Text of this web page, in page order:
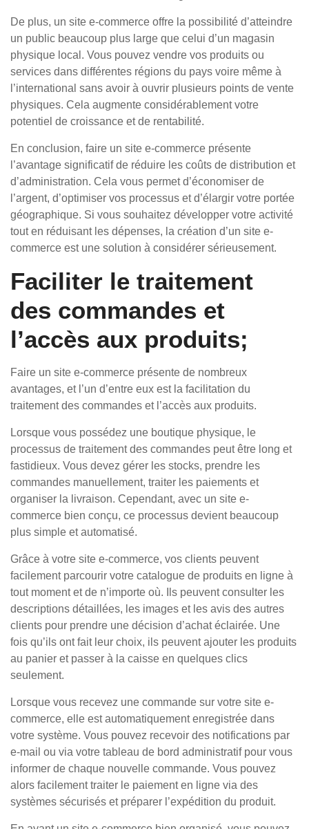
De plus, un site e-commerce offre la possibilité d’atteindre
un public beaucoup plus large que celui d’un magasin
physique local. Vous pouvez vendre vos produits ou
services dans différentes régions du pays voire même à
l’international sans avoir à ouvrir plusieurs points de vente
physiques. Cela augmente considérablement votre
potentiel de croissance et de rentabilité.
En conclusion, faire un site e-commerce présente
l’avantage significatif de réduire les coûts de distribution et
d’administration. Cela vous permet d’économiser de
l’argent, d’optimiser vos processus et d’élargir votre portée
géographique. Si vous souhaitez développer votre activité
tout en réduisant les dépenses, la création d’un site e-
commerce est une solution à considérer sérieusement.
Faciliter le traitement
des commandes et
l’accès aux produits;
Faire un site e-commerce présente de nombreux
avantages, et l’un d’entre eux est la facilitation du
traitement des commandes et l’accès aux produits.
Lorsque vous possédez une boutique physique, le
processus de traitement des commandes peut être long et
fastidieux. Vous devez gérer les stocks, prendre les
commandes manuellement, traiter les paiements et
organiser la livraison. Cependant, avec un site e-
commerce bien conçu, ce processus devient beaucoup
plus simple et automatisé.
Grâce à votre site e-commerce, vos clients peuvent
facilement parcourir votre catalogue de produits en ligne à
tout moment et de n’importe où. Ils peuvent consulter les
descriptions détaillées, les images et les avis des autres
clients pour prendre une décision d’achat éclairée. Une
fois qu’ils ont fait leur choix, ils peuvent ajouter les produits
au panier et passer à la caisse en quelques clics
seulement.
Lorsque vous recevez une commande sur votre site e-
commerce, elle est automatiquement enregistrée dans
votre système. Vous pouvez recevoir des notifications par
e-mail ou via votre tableau de bord administratif pour vous
informer de chaque nouvelle commande. Vous pouvez
alors facilement traiter le paiement en ligne via des
systèmes sécurisés et préparer l’expédition du produit.